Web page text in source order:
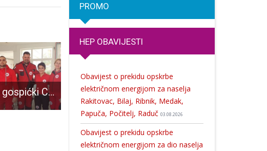
Senjski i gospićki Crveni križ izveli vježbu evakuacije u Osnovnoj školi u Senju Hrvači Gospića iz Austrije se vratili s tri zlatne i dvije srebrne medalje!!!
PROMO
HEP OBAVIJESTI
Obavijest o prekidu opskrbe
električnom energijom za naselja
Rakitovac, Bilaj, Ribnik, Medak,
Papuča, Počitelj, Raduč 03.08.2026
Obavijest o prekidu opskrbe
električnom energijom za dio naselja